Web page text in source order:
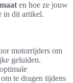
en hoe ze jouw
in dit artikel.
motorrijders om
geluiden.
te dragen tijdens